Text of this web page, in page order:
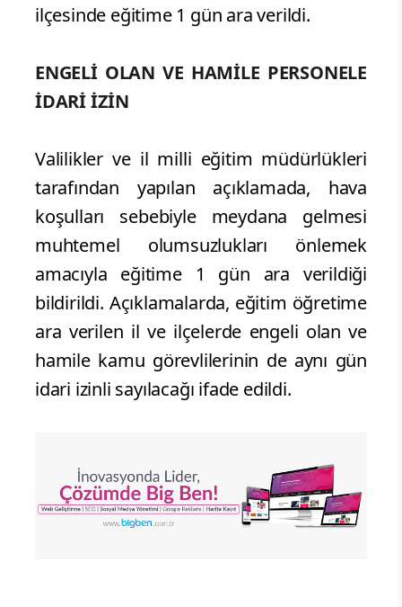
ilçesinde eğitime 1 gün ara verildi.
ENGELİ OLAN VE HAMİLE PERSONELE
İDARİ İZİN
Valilikler ve il milli eğitim müdürlükleri
tarafından yapılan açıklamada, hava
koşulları sebebiyle meydana gelmesi
muhtemel olumsuzlukları önlemek
amacıyla eğitime 1 gün ara verildiği
bildirildi. Açıklamalarda, eğitim öğretime
ara verilen il ve ilçelerde engeli olan ve
hamile kamu görevlilerinin de aynı gün
idari izinli sayılacağı ifade edildi.